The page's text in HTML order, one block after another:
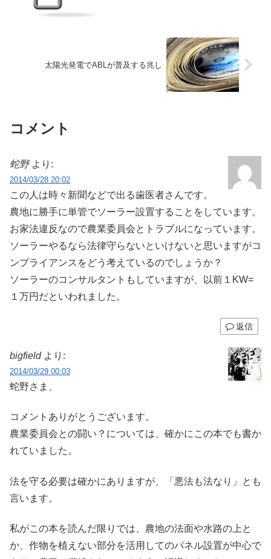
太陽光発電でABLが普及する兆し
コメント
蛇野 より:
2014/03/28 20:02
この人は時々新聞などで出る歯医者さんです。
農地に勝手に単管でソーラー設置することをしています。
お家法違反なので農業委員会とトラブルになっています。
ソーラーやるなら法律守らないといけないと思いますがコ
ンプライアンスをどう考えているのでしょうか？
ソーラーのコンサルタントもしていますが、以前１KW=
１万円だといわれました。
返信
bigfield より:
2014/03/29 00:03
蛇野さま、
コメントありがとうございます。
農業委員会との闘い？については、確かにこの本でも書か
れていました。
法を守る必要は確かにありますが、「悪法も法なり」とも
言います。
私がこの本を読んだ限りでは、農地の法面や水路の上と
か、作物を植えない部分を活用してのパネル設置が中心で